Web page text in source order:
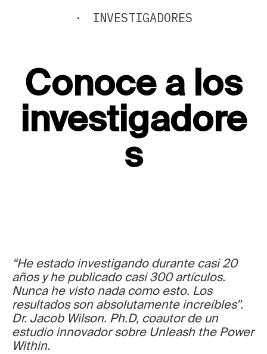
· INVESTIGADORES
Conoce a los
investigadore
s
“He estado investigando durante casi 20
años y he publicado casi 300 artículos.
Nunca he visto nada como esto. Los
resultados son absolutamente increíbles”.
Dr. Jacob Wilson. Ph.D, coautor de un
estudio innovador sobre Unleash the Power
Within.